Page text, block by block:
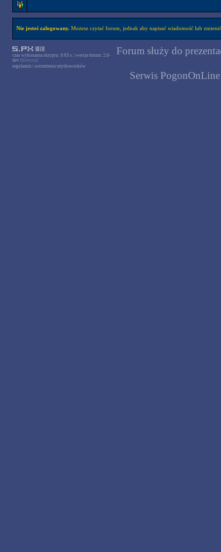
Nie jesteś zalogowany.Możesz czytać forum, jednak aby napisać wiadomość lub
czas wykonania skryptu: 0.03 s. | wersja forum: 2.0-
dev [historia]
regulamin
ostrzeżenia użytkowników
Forum służy do
Serwis